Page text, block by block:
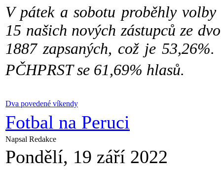
V pátek a sobotu proběhly volby
15 našich nových zástupců ze
1887 zapsaných, což je
PČHPRST se 61,69% hlasů.
Dva povedené víkendy
Fotbal na Peruci
Napsal Redakce
Pondělí, 19 září 2022